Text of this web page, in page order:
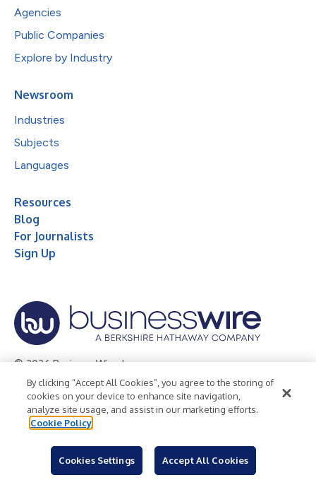
Agencies
Public Companies
Explore by Industry
Newsroom
Industries
Subjects
Languages
Resources
Blog
For Journalists
Sign Up
© 2026 Business Wire, Inc.
Privacy Policy Cookie Policy
Accessibility Statement
Terms of Use
Legal
By clicking “Accept All Cookies”, you agree to the storing of
cookies on your device to enhance site navigation,
analyze site usage, and assist in our marketing efforts.
Cookie Policy
Cookies Settings Accept All Cookies